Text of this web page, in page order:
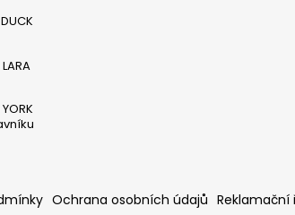
Ochrana osobních údajů Reklamační